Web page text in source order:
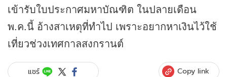
เข้ารับใบประกาศมหาบัณฑิต ในปลายเดือน
พ.ค.นี้ อ้างสาเหตุที่ทำไป เพราะอยากหาเงินไว้ใช้
เที่ยวช่วงเทศกาลสงกรานต์
แชร์ Copy link